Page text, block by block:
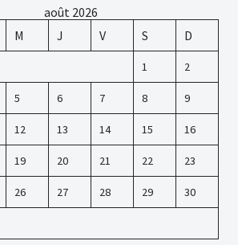
août 2026
M J V S D
1 2
5 6 7 8 9
12 13 14 15 16
19 20 21 22 23
26 27 28 29 30